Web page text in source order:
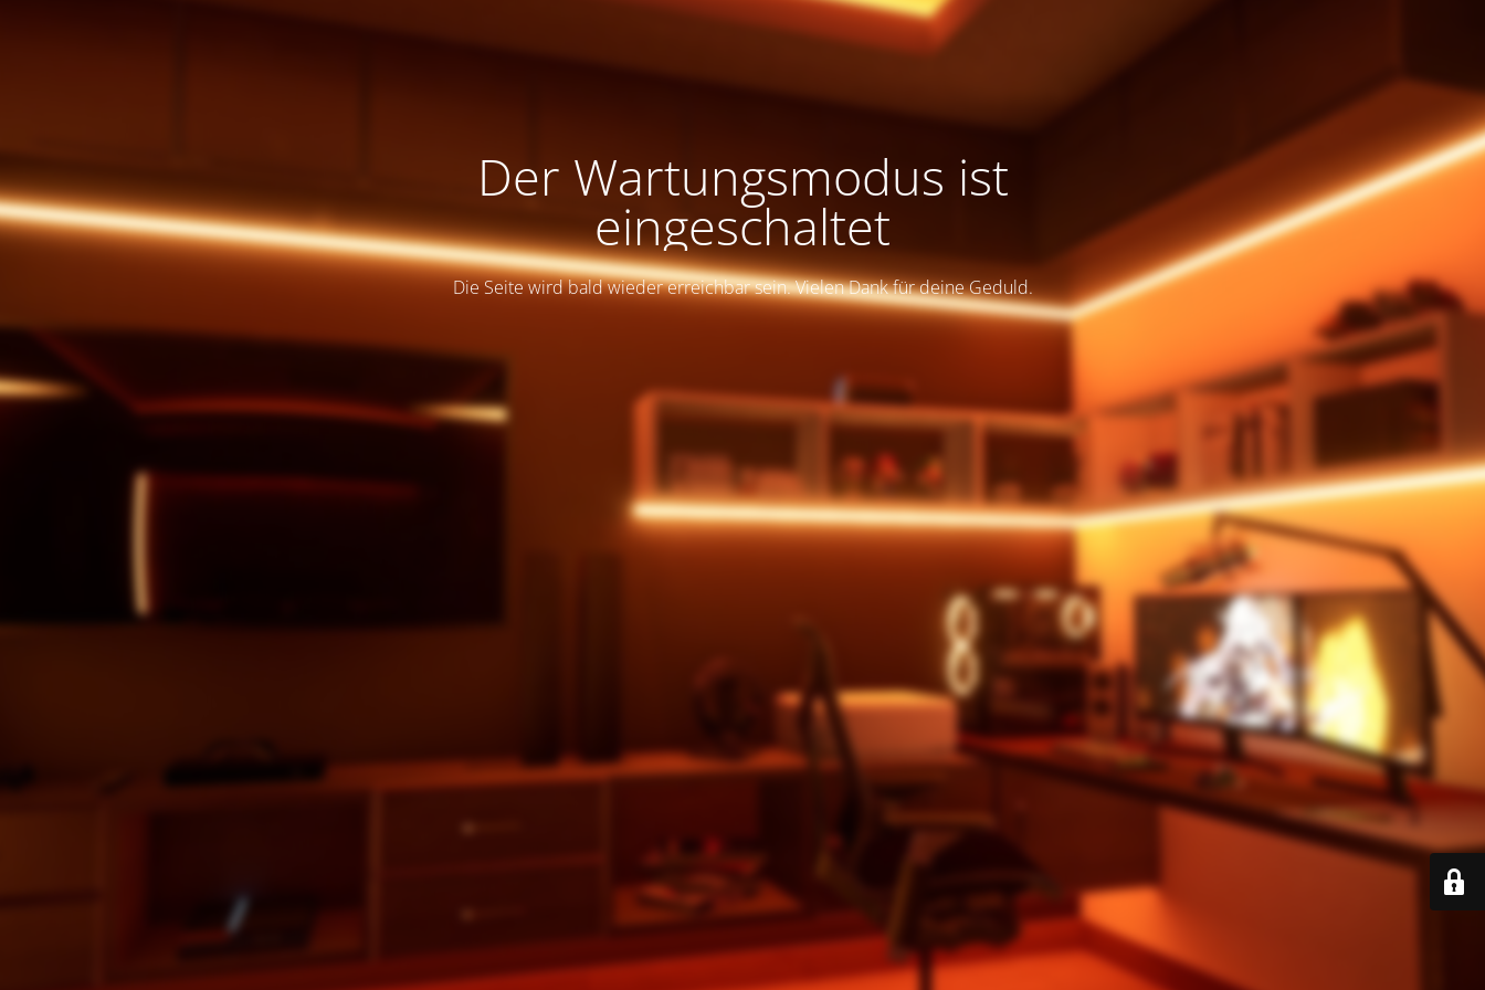
Der Wartungsmodus ist
eingeschaltet
Die Seite wird bald wieder erreichbar sein. Vielen Dank für deine Geduld.